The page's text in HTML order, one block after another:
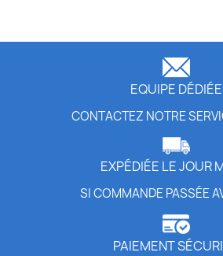
EQUIPE DÉDIÉE
CONTACTEZ NOTRE
EXPÉDIÉE LE JOUR
SI COMMANDE PASSÉE
PAIEMENT